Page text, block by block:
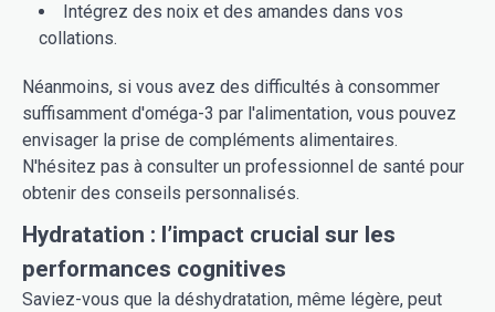
Intégrez des noix et des amandes dans vos
collations.
Néanmoins, si vous avez des difficultés à consommer
suffisamment d'oméga-3 par l'alimentation, vous pouvez
envisager la prise de compléments alimentaires.
N'hésitez pas à consulter un professionnel de santé pour
obtenir des conseils personnalisés.
Hydratation : l’impact crucial sur les
performances cognitives
Saviez-vous que la déshydratation, même légère, peut